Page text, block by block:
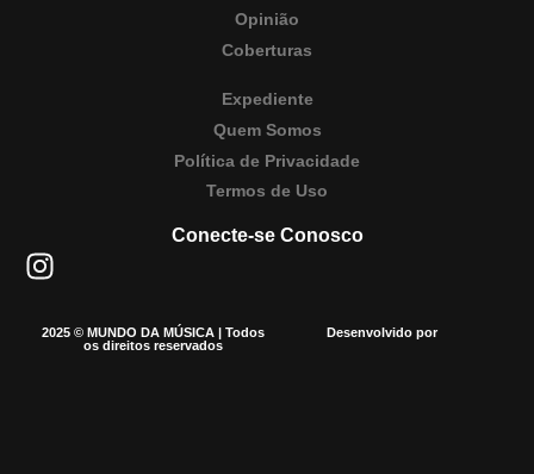
Opinião
Coberturas
Expediente
Quem Somos
Política de Privacidade
Termos de Uso
Conecte-se Conosco
2025 © MUNDO DA MÚSICA | Todos
os direitos reservados
Desenvolvido por